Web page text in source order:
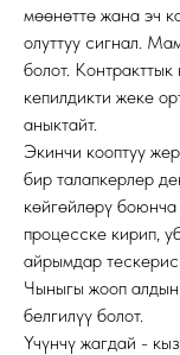
мөөнөттө жана эч
олуттуу сигнал.
болот.
кепилдикти жеке
аныктайт.
Экинчи кооптуу
бир талапкерлер
көйгөйлөрү
процесске кирип,
айрымдар
Чыныгы жооп
белгилүү болот.
Үчүнчү жагдай -